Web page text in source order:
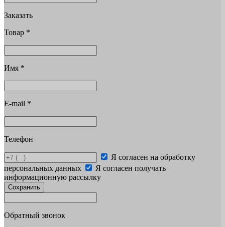
Заказать
Товар *
Имя *
E-mail *
Телефон
Я согласен на обработку
персональных данных
Я согласен получать
информационную рассылку
Сохранить
Обратный звонок